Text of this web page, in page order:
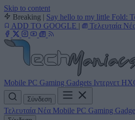
Skip to content
Breaking | Say hello to my little Fold:
ADD TO GOOGLE | Τελευταία
Mobile PC Gaming Gadgets Ιντερνετ
Σύνδεση
Τελευταία Νέα Mobile PC Gaming